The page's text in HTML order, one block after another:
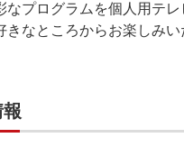
なプログラムを個人用テ
きなところからお楽しみい